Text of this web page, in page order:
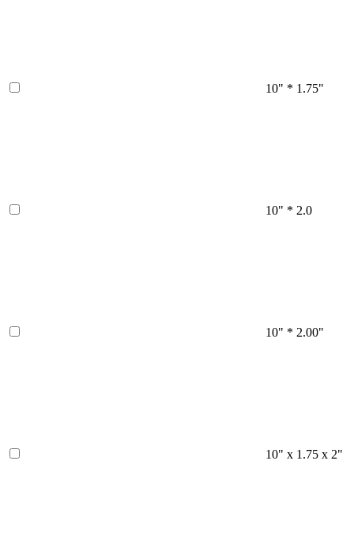
10" * 1.75"
10" * 2.0
10" * 2.00"
10" x 1.75 x 2"